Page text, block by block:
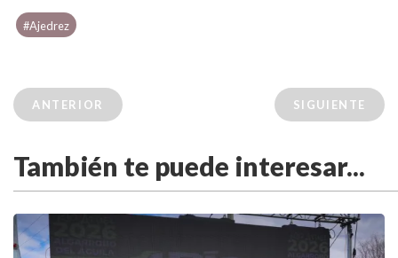
#Ajedrez
ANTERIOR SIGUIENTE
También te puede interesar...